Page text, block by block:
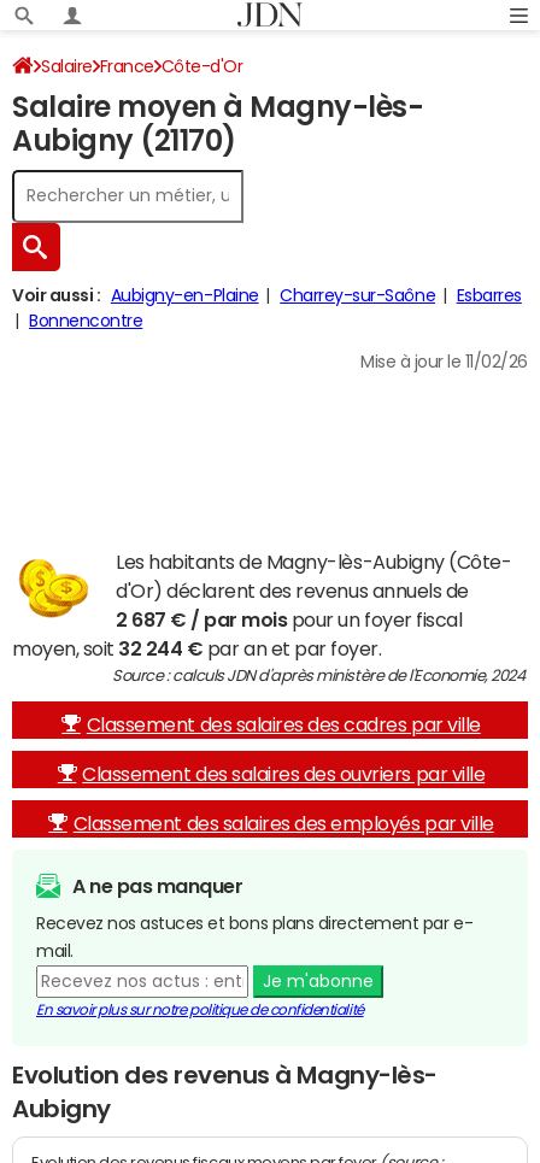
Salaire France Côte-d'Or
Salaire moyen à Magny-lès-
Aubigny (21170)
Voir aussi : Aubigny-en-Plaine Charrey-sur-Saône
Esbarres
Bonnencontre
Mise à jour le 11/02/26
Les habitants de Magny-lès-Aubigny (Côte-
d'Or) déclarent des revenus annuels de
2 687 € / par moispour un foyer fiscal
moyen, soit 32 244 € par an et par foyer.
Source : calculs JDN d'après ministère de l'Economie, 2024
Classement des salaires des cadres par ville
Classement des salaires des ouvriers par ville
Classement des salaires des employés par ville
A ne pas manquer
Recevez nos astuces et bons plans directement par e-
mail.
Je m'abonne
En savoir plus sur notre politique de confidentialité
Evolution des revenus à Magny-lès-
Aubigny